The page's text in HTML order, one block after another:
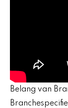
Belang van